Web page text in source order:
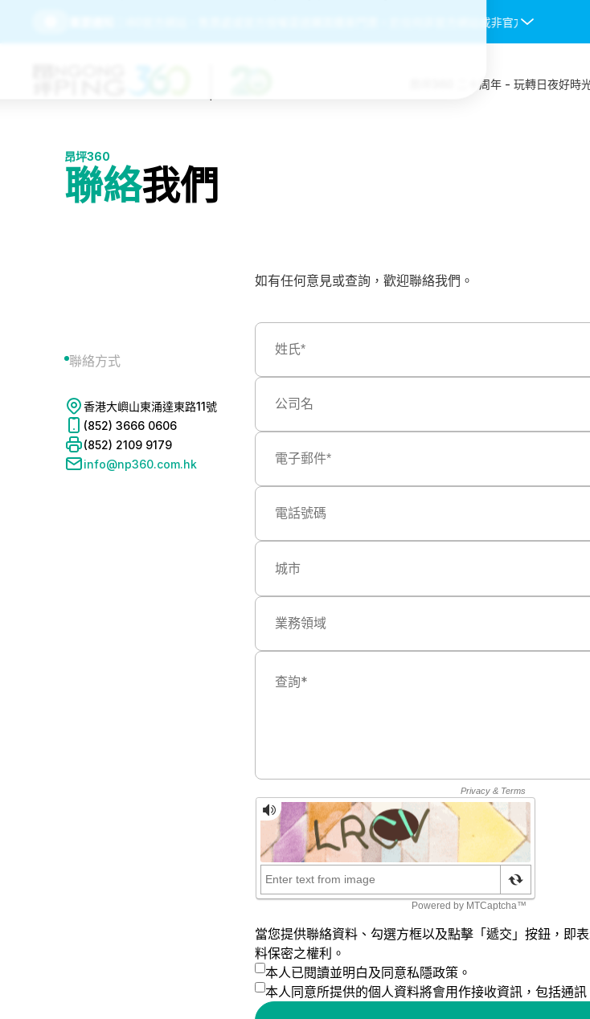
請務必經由昂坪360官方網站、售票處或官方授權渠道購買纜車門票。於任何非官方網站或非官方授權渠道購
昂坪360 二十周年 - 玩轉日夜好時
昂坪360
聯絡我們
聯絡方式
香港大嶼山東涌達東路11號
(852) 3666 0606
(852) 2109 9179
info@np360.com.hk
如有任何意見或查詢，歡迎聯絡我們。
當您提供聯絡資料、勾選方框以及點擊「遞交」按鈕，即
料保密之權利。
本人已閱讀並明白及同意私隱政策。
本人同意所提供的個人資料將會用作接收資訊，包括通